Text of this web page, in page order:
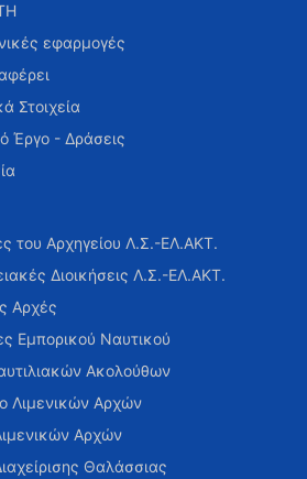
εφαρμογές
Στοιχεία
Έργο - Δράσεις
του Αρχηγείου Λ.Σ.-ΕΛ.ΑΚΤ.
Διοικήσεις Λ.Σ.-ΕΛ.ΑΚΤ.
Αρχές
Εμπορικού Ναυτικού
Ακολούθων
Λιμενικών Αρχών
Αρχών
Θαλάσσιας